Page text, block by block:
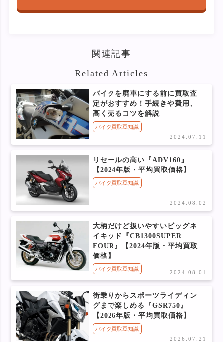
関連記事
Related Articles
バイクを廃車にする前に買取査
定がおすすめ！手続きや費用、
高く売るコツを解説
バイク買取豆知識
2024.07.11
リセールの高い『ADV160』
【2024年版・平均買取価格】
バイク買取豆知識
2024.08.02
大柄だけど扱いやすいビッグネ
イキッド『CB1300SUPER
FOUR』【2024年版・平均買取
価格】
バイク買取豆知識
2024.08.01
街乗りからスポーツライディン
グまで楽しめる『GSR750』
【2026年版・平均買取価格】
バイク買取豆知識
2026.07.21